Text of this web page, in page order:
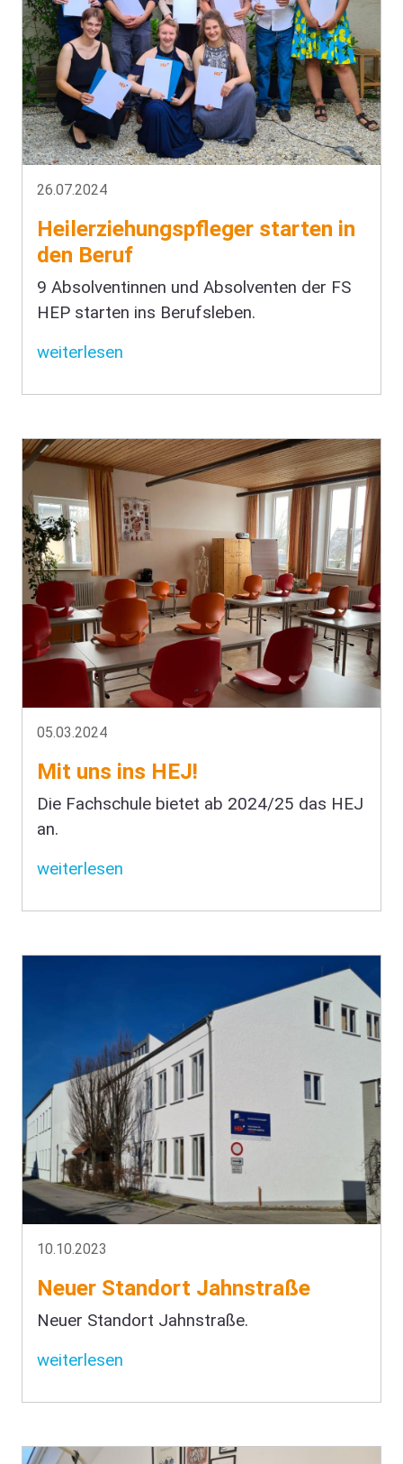
26.07.2024
Heilerziehungspfleger starten in
den Beruf
9 Absolventinnen und Absolventen der FS
HEP starten ins Berufsleben.
weiterlesen
05.03.2024
Mit uns ins HEJ!
Die Fachschule bietet ab 2024/25 das HEJ
an.
weiterlesen
10.10.2023
Neuer Standort Jahnstraße
Neuer Standort Jahnstraße.
weiterlesen